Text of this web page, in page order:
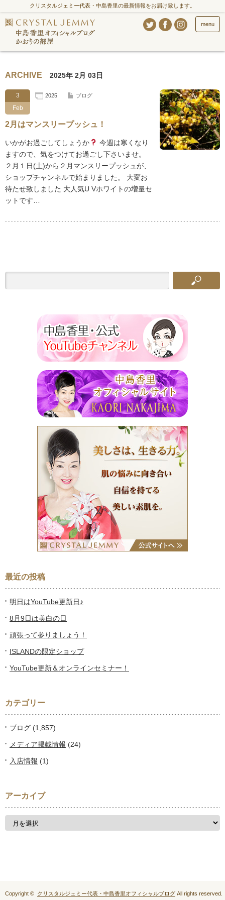
クリスタルジェミー代表・中島香里の最新情報をお届け致します。
menu
ARCHIVE 2025年 2月 03日
3
Feb
2025 ブログ
2月はマンスリープッシュ！
いかがお過ごしてしょうか
今週は寒くなり
ますので、気をつけてお過ごし下さいませ。
２月１日(土)から２月マンスリープッシュが、
ショップチャンネルで始まりました。 大変お
待たせ致しました 大人気U Vホワイトの増量セ
ットです…
最近の投稿
明日はYouTube更新日♪
8月9日は美白の日
頑張って参りましょう！
ISLANDの限定ショップ
YouTube更新＆オンラインセミナー！
カテゴリー
ブログ (1,857)
メディア掲載情報 (24)
入店情報 (1)
アーカイブ
Copyright © クリスタルジェミー代表・中島香里オフィシャルブログ All rights reserved.